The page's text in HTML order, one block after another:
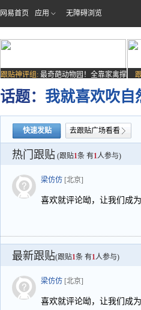
网易首页 应用 无障碍浏览
跟贴神评组: 最奇葩动物园！全靠家禽撑
场子
话题： 我就喜欢吹自
快速发贴 去跟贴广场看看
热门跟贴 (跟贴1条 有1人参与)
梁仿仿 [北京]
喜欢就评论呦，让我们成
最新跟贴(跟贴1条 有1人参与)
梁仿仿 [北京]
喜欢就评论呦，让我们成